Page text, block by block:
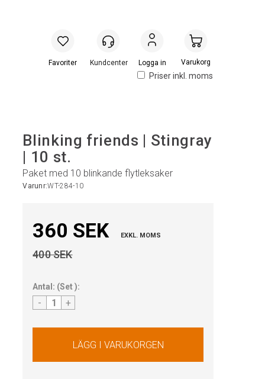
Priser inkl. moms
Logga in Handlevogn
Blinking friends | Stingray
| 10 st.
Paket med 10 blinkande flytleksaker
Varunr:WT-284-10
360 SEK EXKL. MOMS
400 SEK
Antal: (Set):
- +